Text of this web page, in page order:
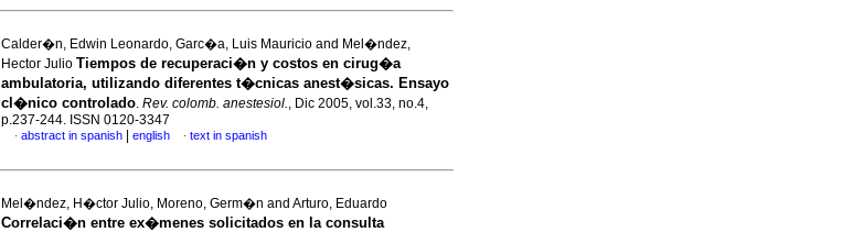
Calder�n, Edwin Leonardo, Garc�a, Luis Mauricio and Mel�ndez,
Hector Julio Tiempos de recuperaci�n y costos en cirug�a
ambulatoria, utilizando diferentes t�cnicas anest�sicas. Ensayo
cl�nico controlado. Rev. colomb. anestesiol., Dic 2005, vol.33, no.4,
p.237-244. ISSN 0120-3347
· abstract in spanish english · text in spanish
Mel�ndez, H�ctor Julio, Moreno, Germ�n and Arturo, Eduardo
Correlaci�n entre ex�menes solicitados en la consulta